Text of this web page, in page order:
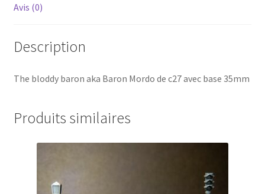
Avis (0)
Description
The bloddy baron aka Baron Mordo de c27 avec base 35mm
Produits similaires